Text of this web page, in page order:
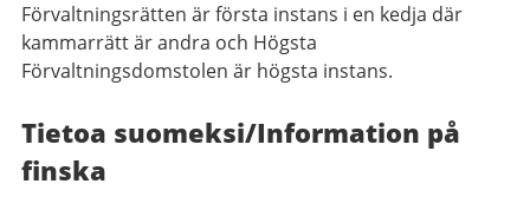
Förvaltningsrätten är första instans i en kedja där
kammarrätt är andra och Högsta
Förvaltningsdomstolen är högsta instans.
Tietoa suomeksi/Information på
finska